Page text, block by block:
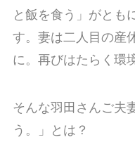
と飯を食う」がとも
す。妻は二人目の産
に。再びはたらく環
そんな羽田さんご夫
う。」とは？